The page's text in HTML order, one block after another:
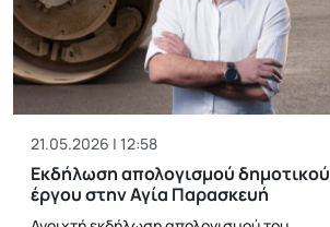
21.05.2026 | 12:58
Εκδήλωση απολογισμού δημοτικού
έργου στην Αγία Παρασκευή